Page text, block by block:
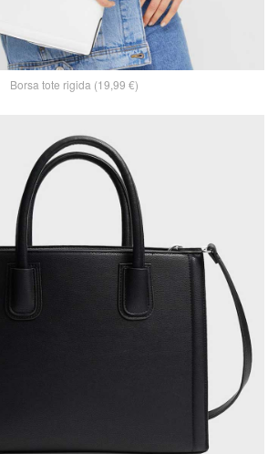
Borsa tote rigida (19,99 €)